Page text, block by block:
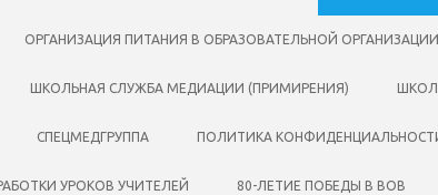
ОРГАНИЗАЦИЯ ПИТАНИЯ В ОБРАЗОВАТЕЛЬНОЙ ОРГАНИЗАЦИИ
ШКОЛЬНАЯ СЛУЖБА МЕДИАЦИИ (ПРИМИРЕНИЯ)
СПЕЦМЕДГРУППА ПОЛИТИКА
УРОКОВ УЧИТЕЛЕЙ 80-ЛЕТИЕ ПОБЕДЫ В ВОВ